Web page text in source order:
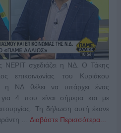
ΝΕΡΙΤ σχεδιάζει η ΝΔ. Ο Τάκης
επικοινωνίας του Κυριάκου
η ΝΔ θέλει να υπάρχει ένας
για 4 που είναι σήμερα και με
Τη δήλωση αυτή έκανε
… Διαβάστε Περισσότερα...